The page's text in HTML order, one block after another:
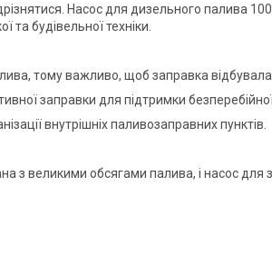
Насос для дизельного палива 100
будівельної техніки.
тому важливо, щоб заправка
заправки для підтримки безперебійної
внутрішніх паливозаправних пунктів.
з великими обсягами палива, і насос